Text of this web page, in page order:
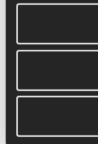
zu bringen.
in eine volle
drückst.
Verwandte